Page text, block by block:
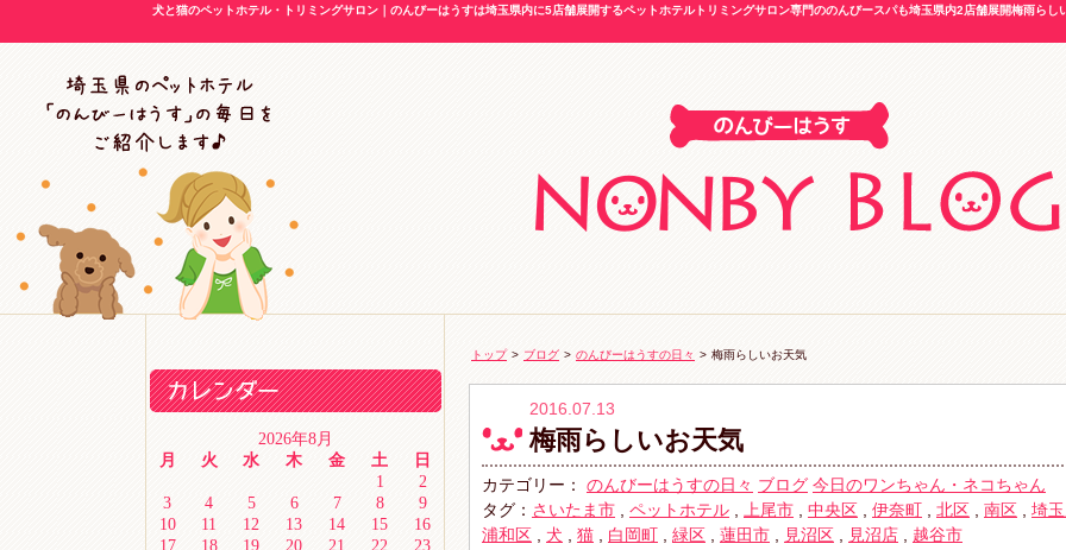
犬と猫のペットホテル・トリミングサロン｜のんびーはうすは埼玉県内に5店舗展開するペットホテルトリミングサロン専門ののんびースパも埼玉県内2店舗展開梅雨ら
2026年8月
月
火 水 木 金 土
日
1
2
3
4 5 6 7 8
9
10
11 12 13 14 15
16
17
18 19 20 21 22
23
トップ > ブログ > のんびーはうすの日々 > 梅雨らしいお天気
2016.07.13
梅雨らしいお天気
カテゴリー： のんびーはうすの日々 ブログ 今日のワンちゃん・ネコちゃん
タグ： さいたま市 ペットホテル 上尾市 中央区 伊奈町 北区 南区
埼
浦和区
犬 猫 白岡町 緑区 蓮田市 見沼区 見沼店 越谷市